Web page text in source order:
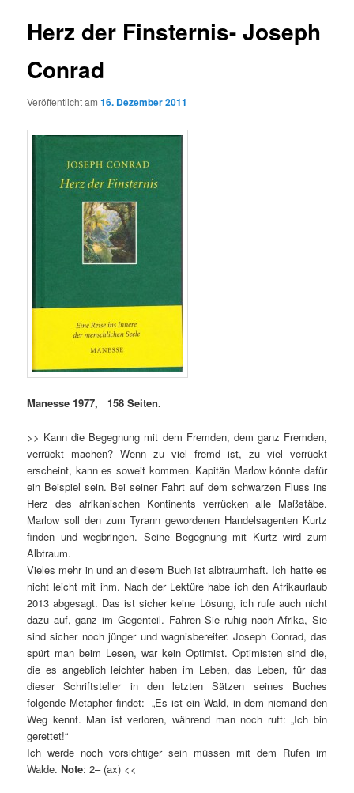
Herz der Finsternis- Joseph
Conrad
Veröffentlicht am16. Dezember 2011
Manesse 1977, 158 Seiten.
>> Kann die Begegnung mit dem Fremden, dem ganz Fremden,
verrückt machen? Wenn zu viel fremd ist, zu viel verrückt
erscheint, kann es soweit kommen. Kapitän Marlow könnte dafür
ein Beispiel sein. Bei seiner Fahrt auf dem schwarzen Fluss ins
Herz des afrikanischen Kontinents verrücken alle Maßstäbe.
Marlow soll den zum Tyrann gewordenen Handelsagenten Kurtz
finden und wegbringen. Seine Begegnung mit Kurtz wird zum
Albtraum.
Vieles mehr in und an diesem Buch ist albtraumhaft. Ich hatte es
nicht leicht mit ihm. Nach der Lektüre habe ich den Afrikaurlaub
2013 abgesagt. Das ist sicher keine Lösung, ich rufe auch nicht
dazu auf, ganz im Gegenteil. Fahren Sie ruhig nach Afrika, Sie
sind sicher noch jünger und wagnisbereiter. Joseph Conrad, das
spürt man beim Lesen, war kein Optimist. Optimisten sind die,
die es angeblich leichter haben im Leben, das Leben, für das
dieser Schriftsteller in den letzten Sätzen seines Buches
folgende Metapher findet: „Es ist ein Wald, in dem niemand den
Weg kennt. Man ist verloren, während man noch ruft: „Ich bin
gerettet!“
Ich werde noch vorsichtiger sein müssen mit dem Rufen im
Walde.Note: 2– (ax) <<